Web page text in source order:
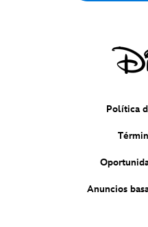
Política
Anuncios